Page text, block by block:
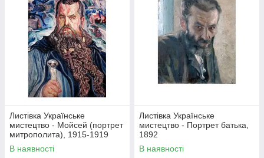
Листівка Українське
мистецтво - Мойсей (портрет
митрополита), 1915-1919
В наявності
Листівка Українське
мистецтво - Портрет батька,
1892
В наявності